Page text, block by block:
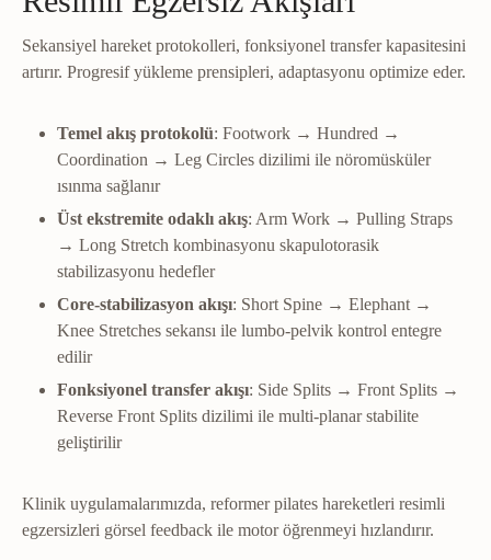
Sekansiyel hareket protokolleri, fonksiyonel transfer kapasitesini
artırır. Progresif yükleme prensipleri, adaptasyonu optimize eder.
Temel akış protokolü: Footwork → Hundred →
Coordination → Leg Circles dizilimi ile nöromüsküler
ısınma sağlanır
Üst ekstremite odaklı akış: Arm Work → Pulling Straps
→ Long Stretch kombinasyonu skapulotorasik
stabilizasyonu hedefler
Core-stabilizasyon akışı: Short Spine → Elephant →
Knee Stretches sekansı ile lumbo-pelvik kontrol entegre
edilir
Fonksiyonel transfer akışı: Side Splits → Front Splits →
Reverse Front Splits dizilimi ile multi-planar stabilite
geliştirilir
Klinik uygulamalarımızda, reformer pilates hareketleri resimli
egzersizleri görsel feedback ile motor öğrenmeyi hızlandırır.